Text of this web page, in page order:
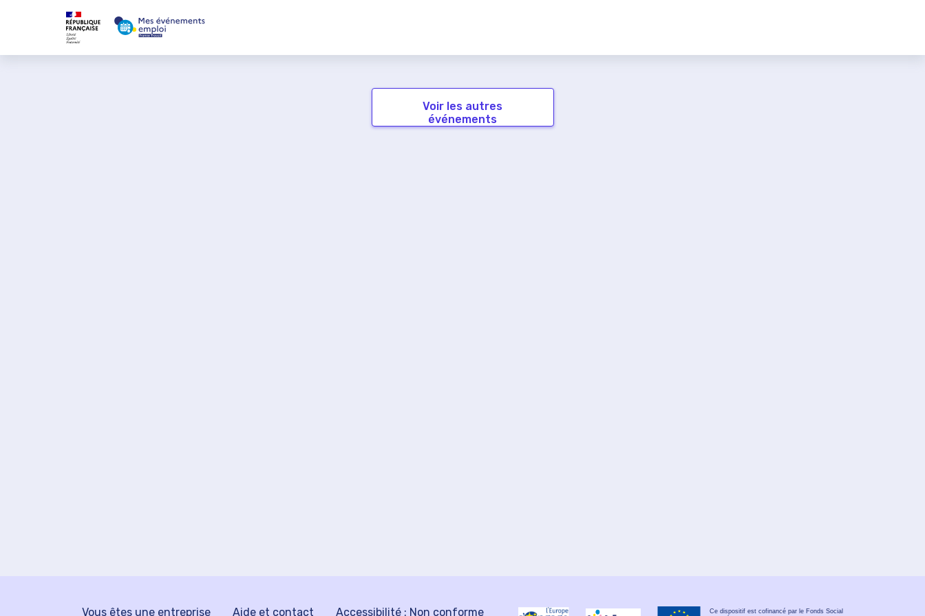
Voir les autres
événements
Vous êtes une entreprise Aide et contact Accessibilité : Non conforme
Ce dispositif est cofinancé par le Fonds Social